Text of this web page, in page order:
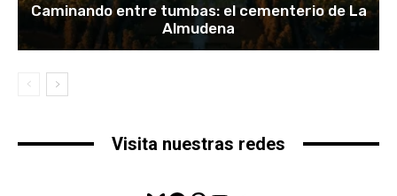
Caminando entre tumbas: el cementerio de La
Almudena
Visita nuestras redes